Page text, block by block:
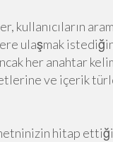
kullanıcıların
ulaşmak
her anahtar
ve içerik
hitap